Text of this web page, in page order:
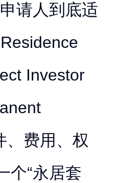
请人到底适
Investor
、费用、权
个“永居套